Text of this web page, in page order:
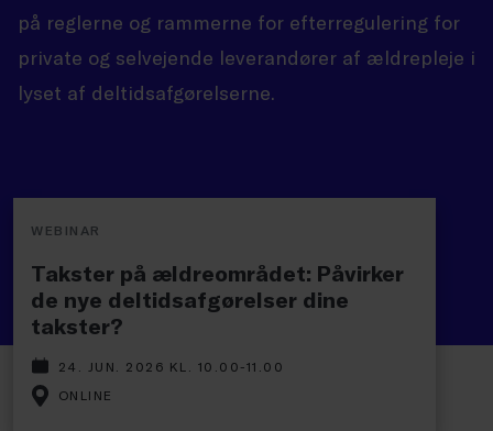
på reglerne og rammerne for efterregulering for
private og selvejende leverandører af ældrepleje i
lyset af deltidsafgørelserne.
WEBINAR
Takster på ældreområdet: Påvirker
de nye deltidsafgørelser dine
takster?
24. JUN. 2026 KL. 10.00-11.00
ONLINE